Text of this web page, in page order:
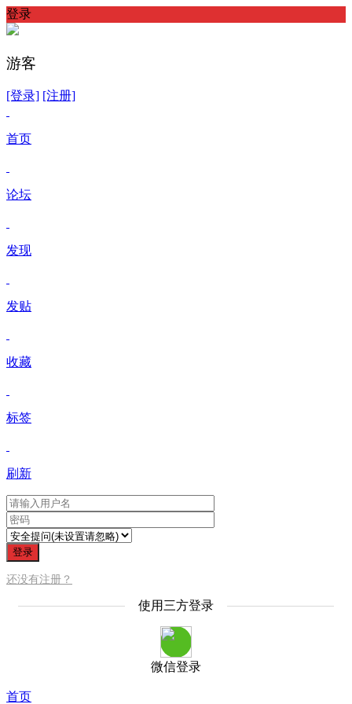
登录
游客
[登录] [注册]
首页
论坛
发现
发贴
收藏
标签
刷新
登录
还没有注册？
使用三方登录
微信登录
首页